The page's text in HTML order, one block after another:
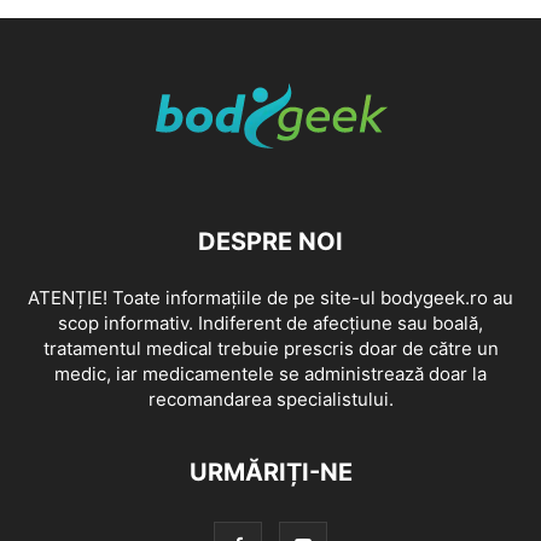
DESPRE NOI
ATENȚIE! Toate informațiile de pe site-ul bodygeek.ro au
scop informativ. Indiferent de afecțiune sau boală,
tratamentul medical trebuie prescris doar de către un
medic, iar medicamentele se administrează doar la
recomandarea specialistului.
URMĂRIȚI-NE